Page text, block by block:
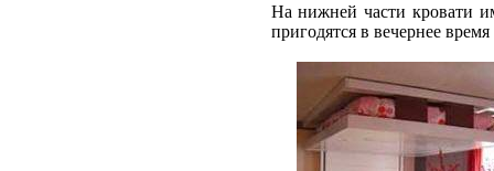
На нижней части кровати
пригодятся в вечернее